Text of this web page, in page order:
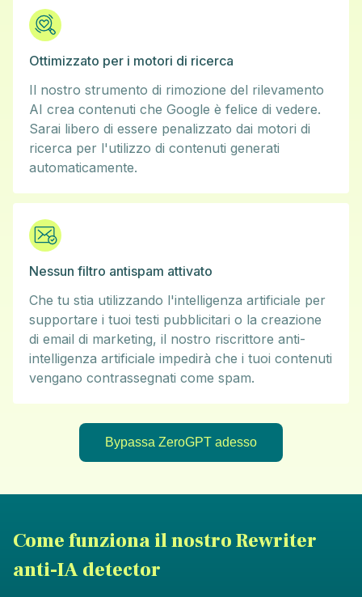
Ottimizzato per i motori di ricerca
Il nostro strumento di rimozione del rilevamento
AI crea contenuti che Google è felice di vedere.
Sarai libero di essere penalizzato dai motori di
ricerca per l'utilizzo di contenuti generati
automaticamente.
Nessun filtro antispam attivato
Che tu stia utilizzando l'intelligenza artificiale per
supportare i tuoi testi pubblicitari o la creazione
di email di marketing, il nostro riscrittore anti-
intelligenza artificiale impedirà che i tuoi contenuti
vengano contrassegnati come spam.
Bypassa ZeroGPT adesso
Come funziona il nostro Rewriter
anti-IA detector